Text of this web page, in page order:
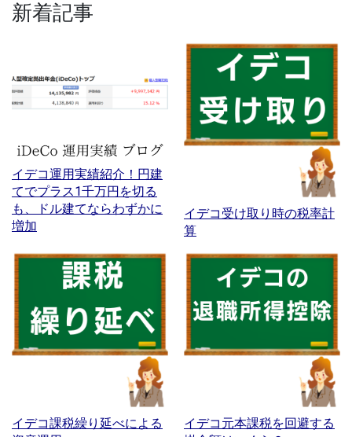
新着記事
イデコ運用実績紹介！円建
てでプラス1千万円を切る
も、ドル建てならわずかに
増加
イデコ受け取り時の税率計
算
イデコ課税繰り延べによる
イデコ元本課税を回避する